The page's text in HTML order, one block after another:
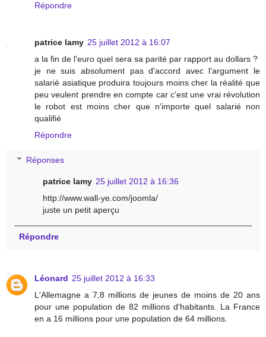
Répondre
patrice lamy 25 juillet 2012 à 16:07
a la fin de l'euro quel sera sa parité par rapport au dollars ?
je ne suis absolument pas d'accord avec l'argument le
salarié asiatique produira toujours moins cher la réalité que
peu veulent prendre en compte car c'est une vrai révolution
le robot est moins cher que n'importe quel salarié non
qualifié
Répondre
Réponses
patrice lamy 25 juillet 2012 à 16:36
http://www.wall-ye.com/joomla/
juste un petit aperçu
Répondre
Léonard 25 juillet 2012 à 16:33
L'Allemagne a 7,8 millions de jeunes de moins de 20 ans
pour une population de 82 millions d'habitants. La France
en a 16 millions pour une population de 64 millions.